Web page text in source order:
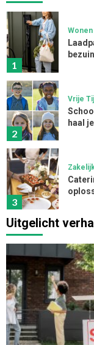
1
Wonen
2
Vrije
haal
3
4
App
voor
5
Uitgelicht